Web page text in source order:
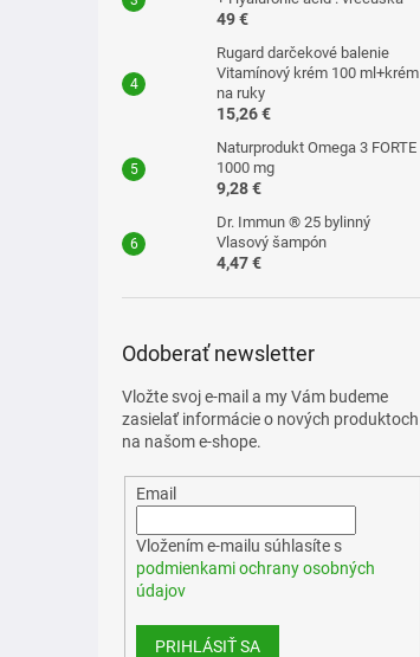
49 €
Rugard darčekové balenie
Vitamínový krém 100 ml+krém
na ruky
15,26 €
Naturprodukt Omega 3 FORTE
1000 mg
9,28 €
Dr. Immun ® 25 bylinný
Vlasový šampón
4,47 €
Odoberať newsletter
Vložte svoj e-mail a my Vám budeme
zasielať informácie o nových produktoch
na našom e-shope.
Email
Vložením e-mailu súhlasíte s
podmienkami ochrany osobných
údajov
PRIHLÁSIŤ SA